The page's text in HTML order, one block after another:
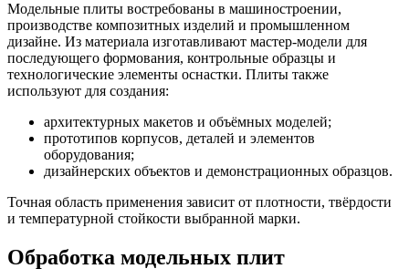
Модельные плиты востребованы в машиностроении,
производстве композитных изделий и промышленном
дизайне. Из материала изготавливают мастер-модели для
последующего формования, контрольные образцы и
технологические элементы оснастки. Плиты также
используют для создания:
архитектурных макетов и объёмных моделей;
прототипов корпусов, деталей и элементов
оборудования;
дизайнерских объектов и демонстрационных образцов.
Точная область применения зависит от плотности, твёрдости
и температурной стойкости выбранной марки.
Обработка модельных плит